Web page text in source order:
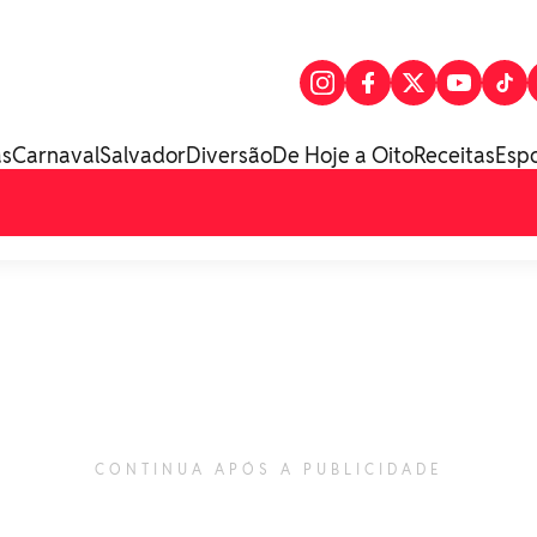
CarnavalSalvadorDiversãoDe Hoje a OitoReceitas
CONTINUA APÓS A PUBLICIDADE